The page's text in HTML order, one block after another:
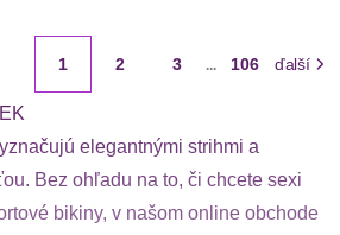
1 2 3 ... 106 ďalší
elegantnými strihmi a
Bez ohľadu na to, či chcete sexi
bikiny, v našom online obchode